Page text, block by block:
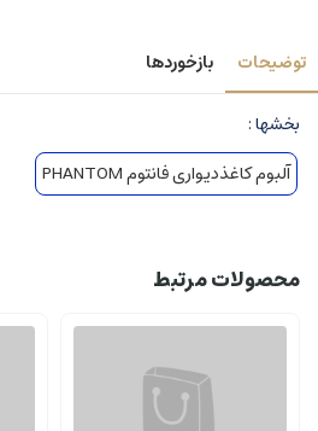
توضیحات بازخوردها
بخشها :
آلبوم کاغذدیواری فانتوم PHANTOM
محصولات مرتبط